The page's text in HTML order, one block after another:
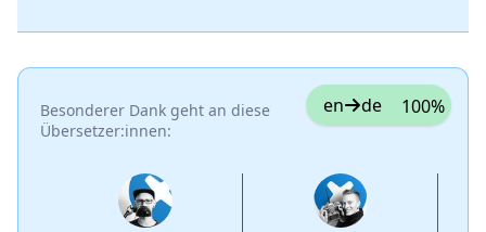
Besonderer Dank geht an diese
Übersetzer:innen:
en de 100%